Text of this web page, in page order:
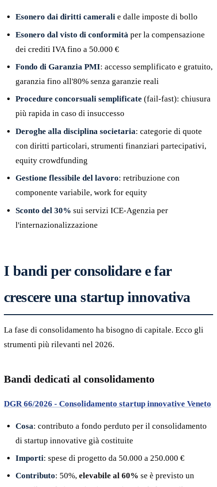
Esonero dai diritti camerali e dalle imposte di bollo
Esonero dal visto di conformità per la compensazione
dei crediti IVA fino a 50.000 €
Fondo di Garanzia PMI: accesso semplificato e gratuito,
garanzia fino all'80% senza garanzie reali
Procedure concorsuali semplificate (fail-fast): chiusura
più rapida in caso di insuccesso
Deroghe alla disciplina societaria: categorie di quote
con diritti particolari, strumenti finanziari partecipativi,
equity crowdfunding
Gestione flessibile del lavoro: retribuzione con
componente variabile, work for equity
Sconto del 30% sui servizi ICE-Agenzia per
l'internazionalizzazione
I bandi per consolidare e far
crescere una startup innovativa
La fase di consolidamento ha bisogno di capitale. Ecco gli
strumenti più rilevanti nel 2026.
Bandi dedicati al consolidamento
DGR 66/2026 - Consolidamento startup innovative Veneto
Cosa: contributo a fondo perduto per il consolidamento
di startup innovative già costituite
Importi: spese di progetto da 50.000 a 250.000 €
Contributo: 50%, elevabile al 60% se è previsto un